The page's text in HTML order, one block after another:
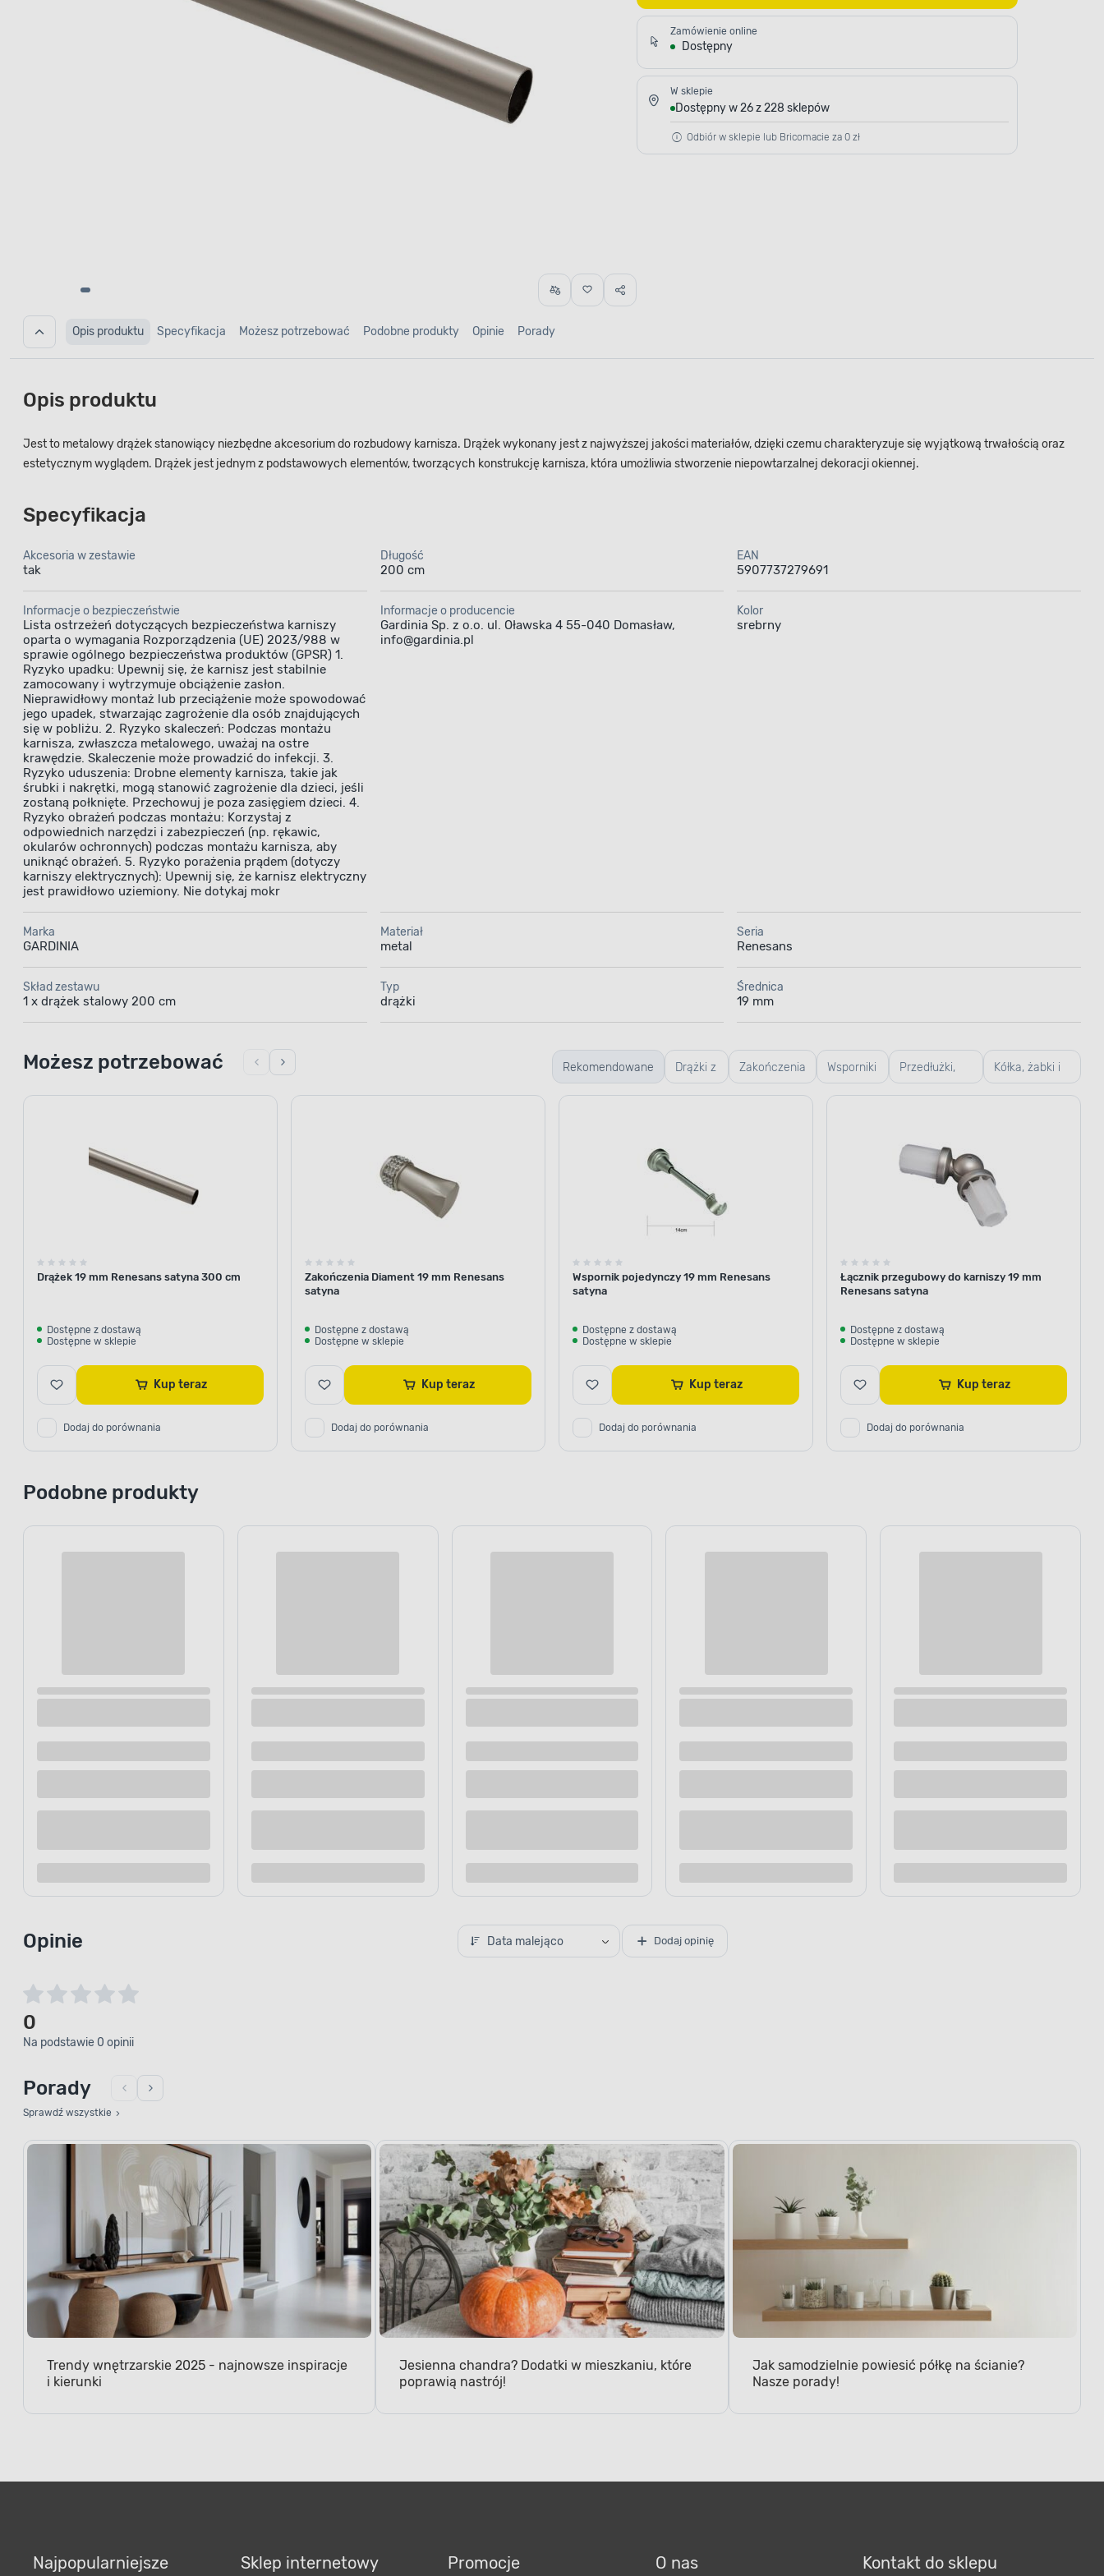
Zamówienie online
Dostępny
W sklepie
Dostępny w 26 z 228 sklepów
Odbiór w sklepie lub Bricomacie za 0 zł
Opis produktu Specyfikacja Możesz potrzebować Podobne produkty Opinie Porady
Opis produktu
Jest to metalowy drążek stanowiący niezbędne akcesorium do rozbudowy karnisza. Drążek wykonany jest z najwyższej jakości materiałów, dzięki czemu charakteryzuje się wyjątkową trwałością oraz
estetycznym wyglądem. Drążek jest jednym z podstawowych elementów, tworzących konstrukcję karnisza, która umożliwia stworzenie niepowtarzalnej dekoracji okiennej.
Specyfikacja
Akcesoria w zestawie
tak
Długość
200 cm
EAN
5907737279691
Informacje o bezpieczeństwie
Lista ostrzeżeń dotyczących bezpieczeństwa karniszy
oparta o wymagania Rozporządzenia (UE) 2023/988 w
sprawie ogólnego bezpieczeństwa produktów (GPSR) 1.
Ryzyko upadku: Upewnij się, że karnisz jest stabilnie
zamocowany i wytrzymuje obciążenie zasłon.
Nieprawidłowy montaż lub przeciążenie może spowodować
jego upadek, stwarzając zagrożenie dla osób znajdujących
się w pobliżu. 2. Ryzyko skaleczeń: Podczas montażu
karnisza, zwłaszcza metalowego, uważaj na ostre
krawędzie. Skaleczenie może prowadzić do infekcji. 3.
Ryzyko uduszenia: Drobne elementy karnisza, takie jak
śrubki i nakrętki, mogą stanowić zagrożenie dla dzieci, jeśli
zostaną połknięte. Przechowuj je poza zasięgiem dzieci. 4.
Ryzyko obrażeń podczas montażu: Korzystaj z
odpowiednich narzędzi i zabezpieczeń (np. rękawic,
okularów ochronnych) podczas montażu karnisza, aby
uniknąć obrażeń. 5. Ryzyko porażenia prądem (dotyczy
karniszy elektrycznych): Upewnij się, że karnisz elektryczny
jest prawidłowo uziemiony. Nie dotykaj mokr
Informacje o producencie
Gardinia Sp. z o.o. ul. Oławska 4 55-040 Domasław,
info@gardinia.pl
Kolor
srebrny
Marka
GARDINIA
Materiał
metal
Seria
Renesans
Skład zestawu
1 x drążek stalowy 200 cm
Typ
drążki
Średnica
19 mm
Rekomendowane Drążki z
serii
Zakończenia Wsporniki
z tej
Przedłużki, Kółka, żabki i
Możesz potrzebować
Drążek 19 mm Renesans satyna 300 cm
Dostępne z dostawą
Dostępne w sklepie
Kup teraz
Dodaj do porównania
Zakończenia Diament 19 mm Renesans
satyna
Dostępne z dostawą
Dostępne w sklepie
Kup teraz
Dodaj do porównania
Wspornik pojedynczy 19 mm Renesans
satyna
Dostępne z dostawą
Dostępne w sklepie
Kup teraz
Dodaj do porównania
Łącznik przegubowy do karniszy 19 mm
Renesans satyna
Dostępne z dostawą
Dostępne w sklepie
Kup teraz
Dodaj do porównania
Podobne produkty
Dostępne z dostawą
Dostępne w sklepie
Kup teraz
Dostępne z dostawą
Dostępne w sklepie
Kup teraz
Dostępne z dostawą
Dostępne w sklepie
Kup teraz
Dostępne z dostawą
Dostępne w sklepie
Kup teraz
Data malejąco Dodaj opinię
0
Na podstawie 0 opinii
Sprawdź wszystkie
i kierunki
poprawią nastrój!
Nasze porady!